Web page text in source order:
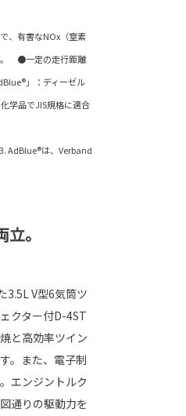
、有害なNOx（窒素
。 ●一定の走行距離
」：ディーゼル
学品でJIS規格に適合
AdBlue®は、Verband
。
3.5L V型6気筒ツ
クター付D-4ST
と高効率ツイン
。また、電子制
エンジントルク
通りの駆動力を